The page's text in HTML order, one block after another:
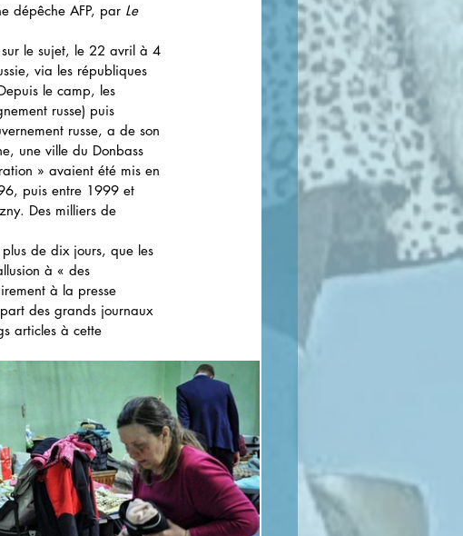
dépêche AFP, par Le
le sujet, le 22 avril à 4
via les républiques
le camp, les
russe) puis
russe, a de son
une ville du Donbass
» avaient été mis en
puis entre 1999 et
Des milliers de
de dix jours, que les
à « des
à la presse
des grands journaux
articles à cette